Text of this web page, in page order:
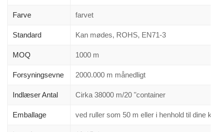
Farve farvet
Standard Kan mødes, ROHS, EN71-3
MOQ 1000 m
Forsyningsevne 2000.000 m månedligt
Indlæser Antal Cirka 38000 m/20 "container
Emballage ved ruller som 50 m eller i henhold til dine